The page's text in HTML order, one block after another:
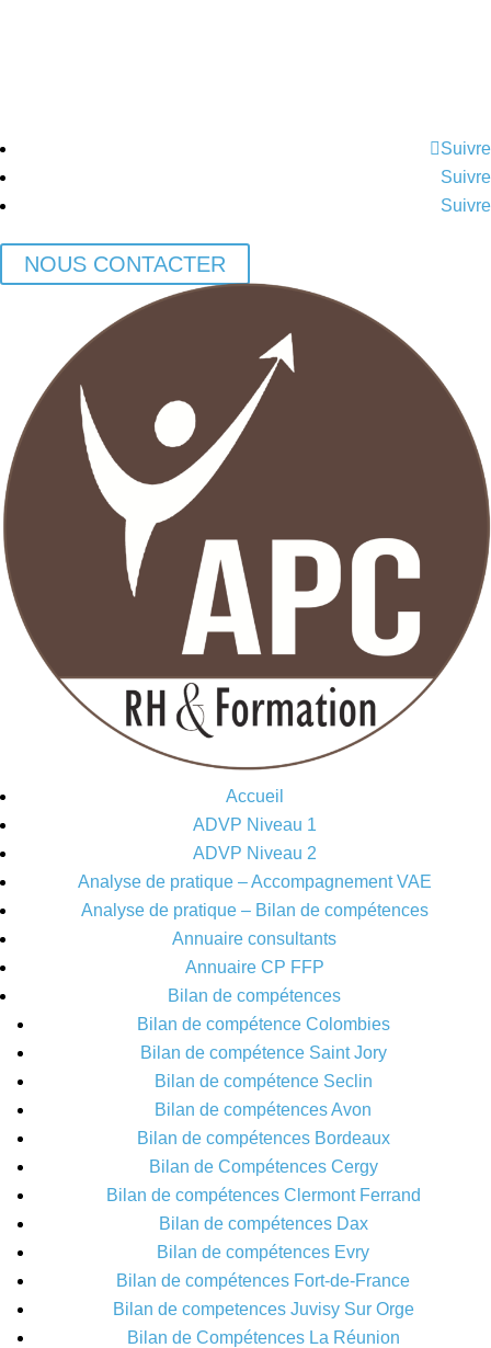
Suivre
Suivre
Suivre
NOUS CONTACTER
Accueil
ADVP Niveau 1
ADVP Niveau 2
Analyse de pratique – Accompagnement VAE
Analyse de pratique – Bilan de compétences
Annuaire consultants
Annuaire CP FFP
Bilan de compétences
Bilan de compétence Colombies
Bilan de compétence Saint Jory
Bilan de compétence Seclin
Bilan de compétences Avon
Bilan de compétences Bordeaux
Bilan de Compétences Cergy
Bilan de compétences Clermont Ferrand
Bilan de compétences Dax
Bilan de compétences Evry
Bilan de compétences Fort-de-France
Bilan de competences Juvisy Sur Orge
Bilan de Compétences La Réunion